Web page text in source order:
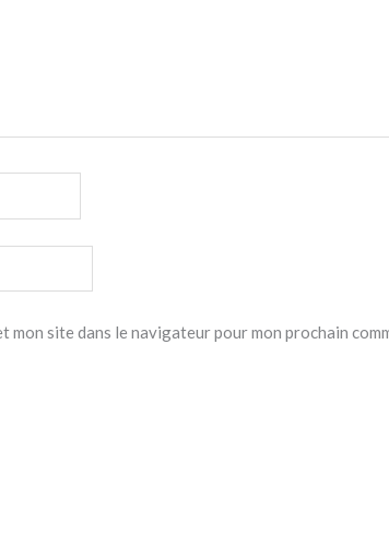
mon site dans le navigateur pour mon prochain